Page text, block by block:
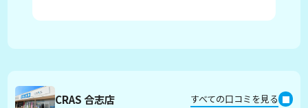
CRAS 合志店 すべての口コミを見る